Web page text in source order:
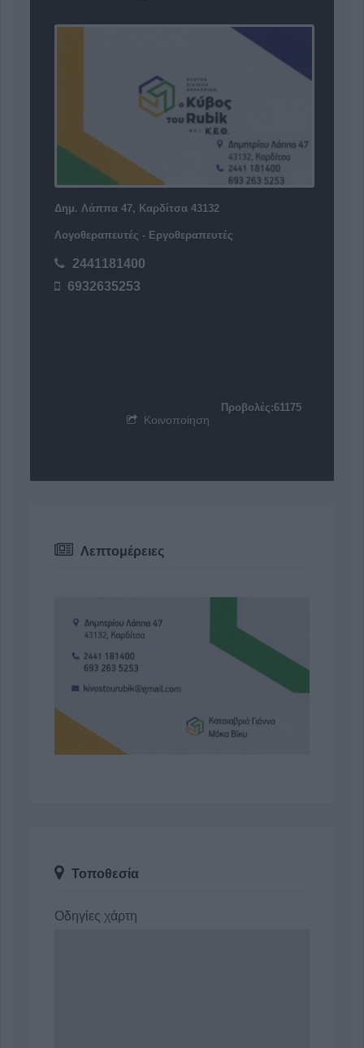
Δημ. Λάππα 47, Καρδίτσα 43132
Λογοθεραπευτές - Εργοθεραπευτές
2441181400
6932635253
Προβολές:61175
Κοινοποίηση
Λεπτομέρειες
Τοποθεσία
Οδηγίες χάρτη